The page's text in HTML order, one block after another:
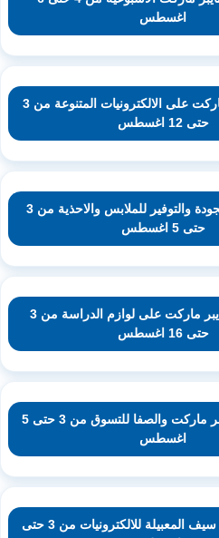
اغسطس
عروض الميرة ماركت على الالكترونيات المتنوعة من 3
حتى 12 اغسطس
عروض مركز الجودة والتوفير للملابس والاحذية من 3
حتى 5 اغسطس
عروض نستو هايبر ماركت على لوازم الدراسة من 3
حتى 16 اغسطس
عروض ك ام هايبر ماركت والصفا للتسوق من 3 حتى 5
اغسطس
عروض مارك اند سيف المعبيلة للالكترونيات من 3 حتى